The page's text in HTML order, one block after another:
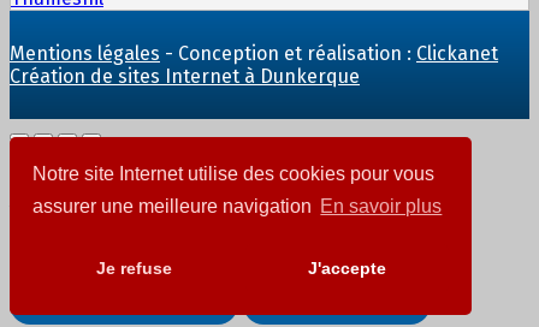
Notre site Internet utilise des cookies pour vous
assurer une meilleure navigation En savoir plus
Je refuse J'accepte
Mentions légales - Conception et réalisation : Clickanet
Création de sites Internet à Dunkerque
Ajout au panier
Vos billets ont été ajoutés à votre panier d'achat.